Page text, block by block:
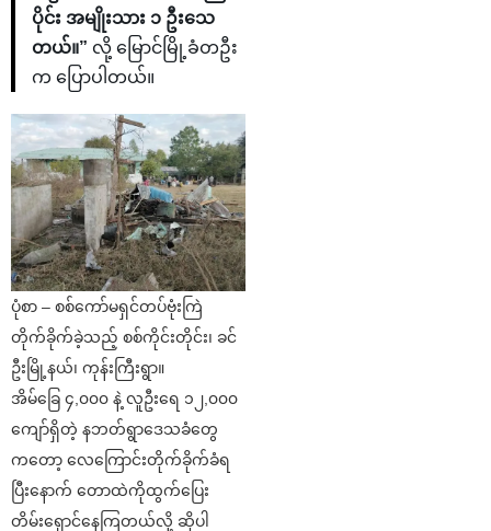
ပိုင်း အမျိုးသား ၁ ဦးသေ
တယ်။” လို့ မြောင်မြို့ခံတဦး
က ပြောပါတယ်။
ပုံစာ – စစ်ကော်မရှင်တပ်ဗုံးကြဲ
တိုက်ခိုက်ခဲ့သည့် စစ်ကိုင်းတိုင်း၊ ခင်
ဦးမြို့နယ်၊ ကုန်းကြီးရွာ။
အိမ်ခြေ ၄,၀၀၀ နဲ့ လူဦးရေ ၁၂,၀၀၀
ကျော်ရှိတဲ့ နဘတ်ရွာဒေသခံတွေ
ကတော့ လေကြောင်းတိုက်ခိုက်ခံရ
ပြီးနောက် တောထဲကိုထွက်ပြေး
တိမ်းရှောင်နေကြတယ်လို့ ဆိုပါ